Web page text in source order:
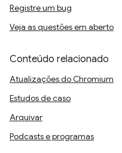
Registre um bug
Veja as questões em aberto
Conteúdo relacionado
Atualizações do Chromium
Estudos de caso
Arquivar
Podcasts e programas